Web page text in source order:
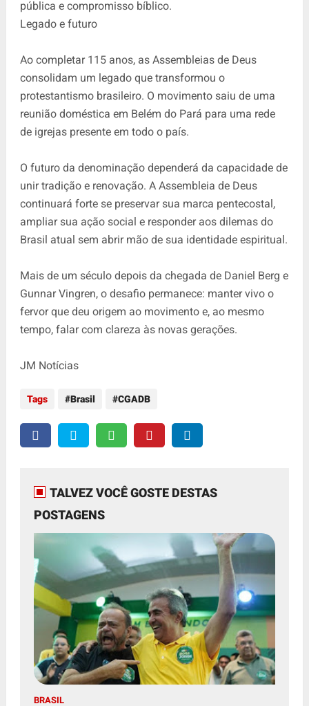
pública e compromisso bíblico.
Legado e futuro
Ao completar 115 anos, as Assembleias de Deus
consolidam um legado que transformou o
protestantismo brasileiro. O movimento saiu de uma
reunião doméstica em Belém do Pará para uma rede
de igrejas presente em todo o país.
O futuro da denominação dependerá da capacidade de
unir tradição e renovação. A Assembleia de Deus
continuará forte se preservar sua marca pentecostal,
ampliar sua ação social e responder aos dilemas do
Brasil atual sem abrir mão de sua identidade espiritual.
Mais de um século depois da chegada de Daniel Berg e
Gunnar Vingren, o desafio permanece: manter vivo o
fervor que deu origem ao movimento e, ao mesmo
tempo, falar com clareza às novas gerações.
JM Notícias
Tags Brasil CGADB
TALVEZ VOCÊ GOSTE DESTAS
POSTAGENS
BRASIL